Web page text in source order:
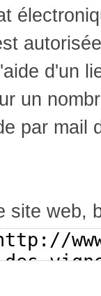
d'un
un
par mail
site web,